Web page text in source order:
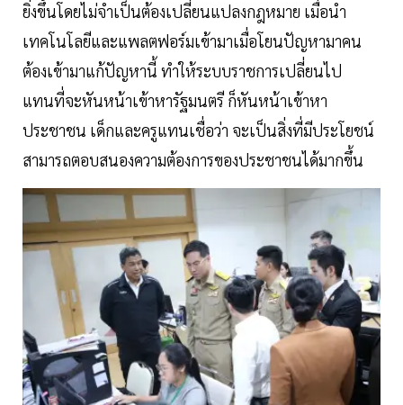
ยิ่งขึ้นโดยไม่จำเป็นต้องเปลี่ยนแปลงกฎหมาย เมื่อนำ
เทคโนโลยีและแพลตฟอร์มเข้ามาเมื่อโยนปัญหามาคน
ต้องเข้ามาแก้ปัญหานี้ ทำให้ระบบราชการเปลี่ยนไป
แทนที่จะหันหน้าเข้าหารัฐมนตรี ก็หันหน้าเข้าหา
ประชาชน เด็กและครูแทนเชื่อว่า จะเป็นสิ่งที่มีประโยชน์
สามารถตอบสนองความต้องการของประชาชนได้มากขึ้น